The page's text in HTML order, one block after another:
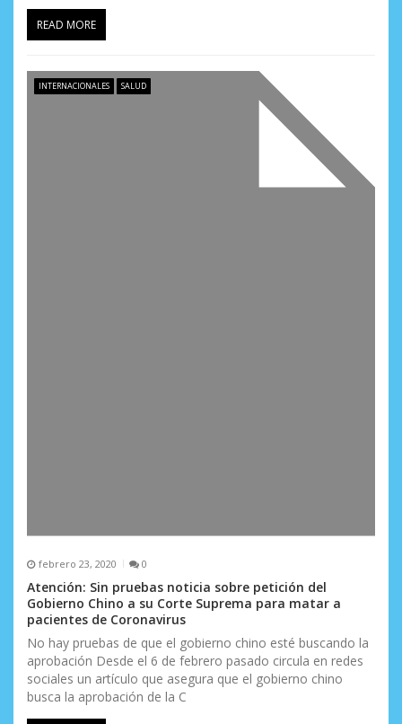
READ MORE
INTERNACIONALES SALUD
febrero 23, 2020 0
Atención: Sin pruebas noticia sobre petición del
Gobierno Chino a su Corte Suprema para matar a
pacientes de Coronavirus
No hay pruebas de que el gobierno chino esté buscando la
aprobación Desde el 6 de febrero pasado circula en redes
sociales un artículo que asegura que el gobierno chino
busca la aprobación de la C